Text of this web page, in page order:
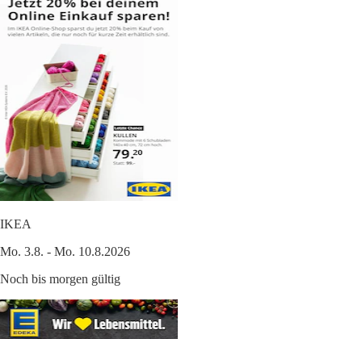
IKEA
Mo. 3.8. - Mo. 10.8.2026
Noch bis morgen gültig